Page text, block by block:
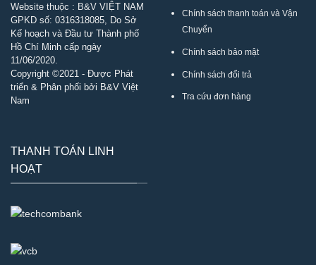
Website thuộc : B&V VIỆT NAM
GPKD số: 0316318085 , Do Sở
Kế hoạch và Đầu tư Thành phố
Hồ Chí Minh cấp ngày
11/06/2020.
Copyright ©2021 - Được Phát
triển & Phân phối bởi B&V Việt
Nam
Chính sách thanh toán và Vận
Chuyển
Chính sách bảo mật
Chính sách đổi trả
Tra cứu đơn hàng
THANH TOÁN LINH
HOẠT